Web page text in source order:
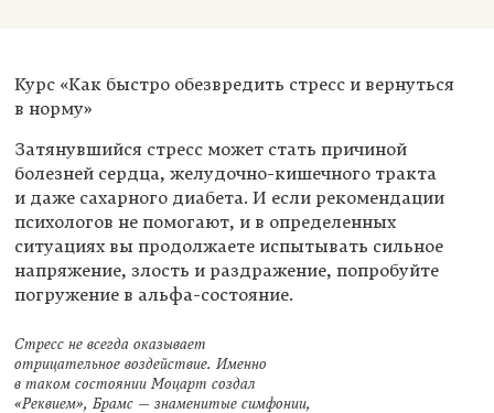
Курс «Как быстро обезвредить стресс и вернуться
в норму»
Затянувшийся стресс может стать причиной
болезней сердца, желудочно-кишечного тракта
и даже сахарного диабета. И если рекомендации
психологов не помогают, и в определенных
ситуациях вы продолжаете испытывать сильное
напряжение, злость и раздражение, попробуйте
погружение в альфа-состояние.
Стресс не всегда оказывает
отрицательное воздействие. Именно
в таком состоянии Моцарт создал
«Реквием», Брамс — знаменитые симфонии,